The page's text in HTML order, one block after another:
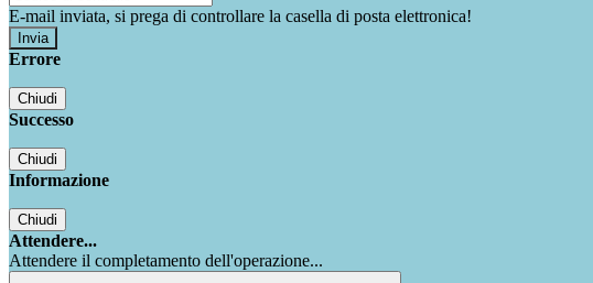
E-mail inviata, si prega di controllare la casella di posta elettronica!
Errore
Chiudi
Successo
Chiudi
Informazione
Chiudi
Attendere...
Attendere il completamento dell'operazione...